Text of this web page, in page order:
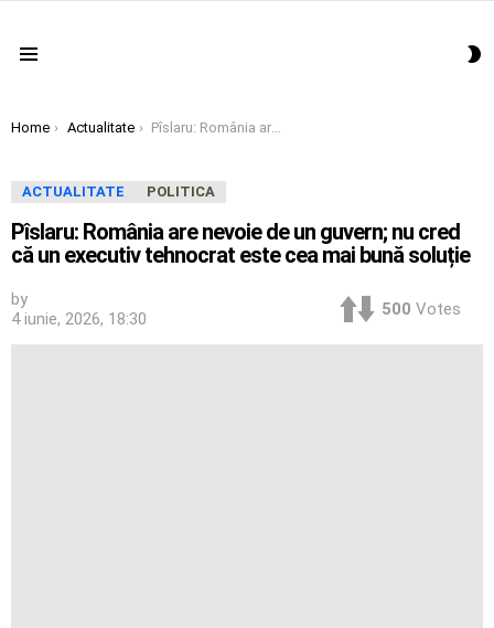
You are here:
Home Actualitate Pîslaru: România are nevoie de un guvern; nu cred că un executiv tehnocrat este cea mai bună soluție
ACTUALITATE POLITICA
Pîslaru: România are nevoie de un guvern; nu cred
că un executiv tehnocrat este cea mai bună soluție
by
4 iunie, 2026, 18:30
500 Votes